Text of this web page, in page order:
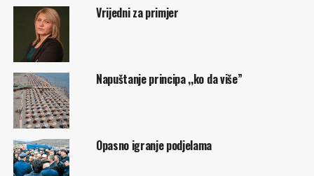
Vrijedni za primjer
Napuštanje principa ,,ko da više”
Opasno igranje podjelama